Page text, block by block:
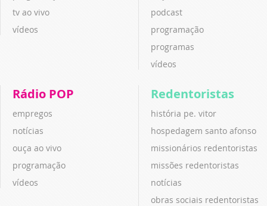
tv ao vivo
vídeos
podcast
programação
programas
vídeos
Rádio POP
empregos
notícias
ouça ao vivo
programação
vídeos
Redentoristas
história pe. vitor
hospedagem santo afonso
missionários redentoristas
missões redentoristas
notícias
obras sociais redentoristas